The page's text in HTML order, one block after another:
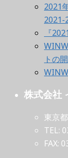
2021
2021-
『
トの
株式会社
東京
TEL:
FAX: